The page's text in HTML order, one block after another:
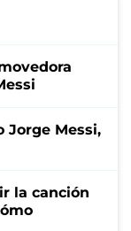
Jorge Messi,
la canción